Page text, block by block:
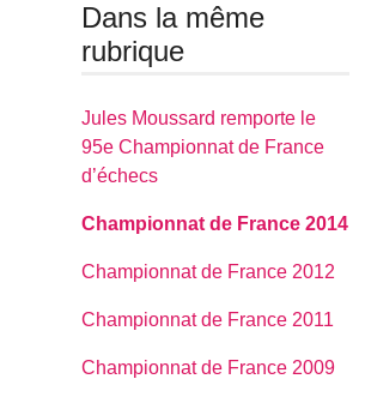
Dans la même
rubrique
Jules Moussard remporte le
95e Championnat de France
d’échecs
Championnat de France 2014
Championnat de France 2012
Championnat de France 2011
Championnat de France 2009